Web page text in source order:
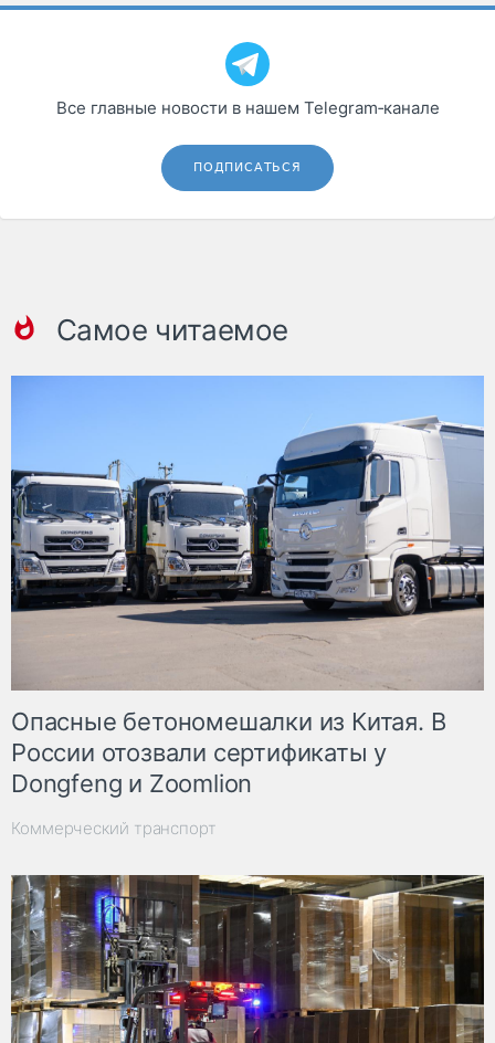
Все главные новости в нашем Telegram‑канале
ПОДПИСАТЬСЯ
Самое читаемое
Опасные бетономешалки из Китая. В
России отозвали сертификаты у
Dongfeng и Zoomlion
Коммерческий транспорт